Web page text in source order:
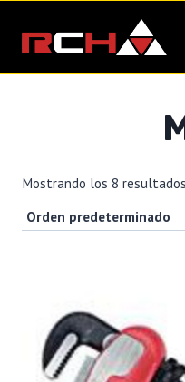
contenido
Mostrando los 8 resultados